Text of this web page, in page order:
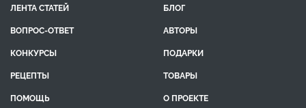
ЛЕНТА СТАТЕЙ
БЛОГ
ВОПРОС-ОТВЕТ
АВТОРЫ
КОНКУРСЫ
ПОДАРКИ
РЕЦЕПТЫ
ТОВАРЫ
ПОМОЩЬ
О ПРОЕКТЕ